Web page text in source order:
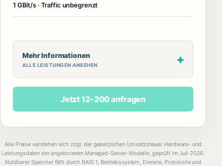
1 GBit/s · Traffic unbegrenzt
Mehr Informationen
ALLE LEISTUNGEN ANSEHEN
Jetzt 12-200 anfragen
Alle Preise verstehen sich zzgl. der gesetzlichen Umsatzsteuer. Hardware- und
Leistungsdaten der angebotenen Managed-Server-Modelle, geprüft im Juli 2026.
Nutzbarer Speicher fällt durch RAID 1, Betriebssystem, Dienste, Protokolle und